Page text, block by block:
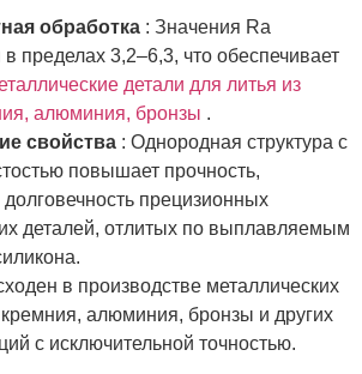
обработка : Значения Ra
пределах 3,2–6,3, что обеспечивает
детали для литья из
алюминия, бронзы .
свойства : Однородная структура с
повышает прочность,
прецизионных
деталей, отлитых по выплавляемым
в производстве металлических
алюминия, бронзы и других
с исключительной точностью.